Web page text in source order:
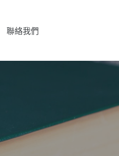
聯絡我們